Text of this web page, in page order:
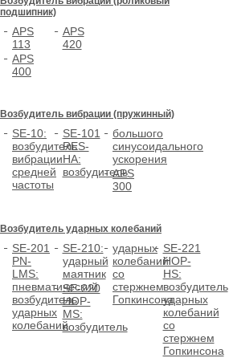
подшипник)
APS
113
APS
400
APS
420
Возбудитель вибрации (пружинный)
SE-10:
возбудитель
вибрации
средней
частоты
SE-101
RES-
HA:
возбудитель
большого
синусоидального
ускорения
APS
300
Возбудитель ударных колебаний
SE-201
PN-
LMS:
пневматический
возбудитель
ударных
колебаний
SE-210:
ударный
маятник
SE-220
HOP-
MS:
возбудитель
ударных
колебаний
со
стержнем
Гопкинсона
SE-221
HOP-
HS:
возбудитель
ударных
колебаний
со
стержнем
Гопкинсона